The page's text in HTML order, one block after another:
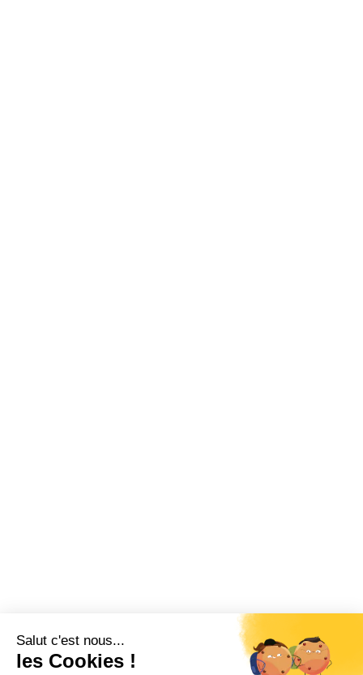
Salut c'est nous...
les Cookies !